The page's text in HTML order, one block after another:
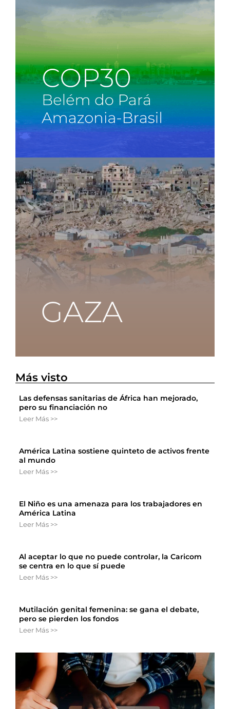
Más visto
Las defensas sanitarias de África han mejorado,
pero su financiación no
Leer Más >>
América Latina sostiene quinteto de activos frente
al mundo
Leer Más >>
El Niño es una amenaza para los trabajadores en
América Latina
Leer Más >>
Al aceptar lo que no puede controlar, la Caricom
se centra en lo que sí puede
Leer Más >>
Mutilación genital femenina: se gana el debate,
pero se pierden los fondos
Leer Más >>